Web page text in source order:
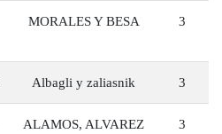
MORALES Y BESA 3
Albagli y zaliasnik 3
ALAMOS, ALVAREZ
3